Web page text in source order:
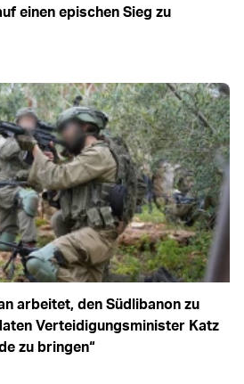
einen epischen Sieg zu
arbeitet, den Südlibanon zu
Verteidigungsminister Katz
zu bringen“